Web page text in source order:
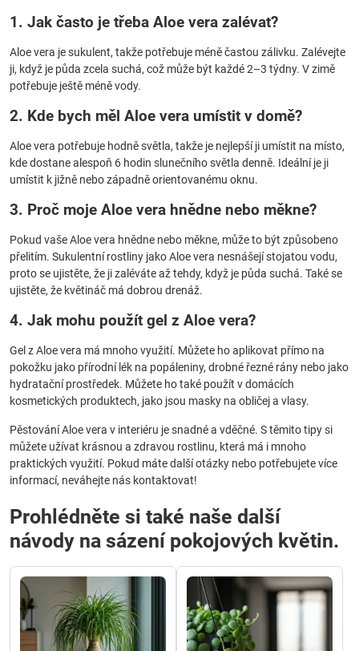
1. Jak často je třeba Aloe vera zalévat?
Aloe vera je sukulent, takže potřebuje méně častou zálivku. Zalévejte
ji, když je půda zcela suchá, což může být každé 2–3 týdny. V zimě
potřebuje ještě méně vody.
2. Kde bych měl Aloe vera umístit v domě?
Aloe vera potřebuje hodně světla, takže je nejlepší ji umístit na místo,
kde dostane alespoň 6 hodin slunečního světla denně. Ideální je ji
umístit k jižně nebo západně orientovanému oknu.
3. Proč moje Aloe vera hnědne nebo měkne?
Pokud vaše Aloe vera hnědne nebo měkne, může to být způsobeno
přelitím. Sukulentní rostliny jako Aloe vera nesnášejí stojatou vodu,
proto se ujistěte, že ji zaléváte až tehdy, když je půda suchá. Také se
ujistěte, že květináč má dobrou drenáž.
4. Jak mohu použít gel z Aloe vera?
Gel z Aloe vera má mnoho využití. Můžete ho aplikovat přímo na
pokožku jako přírodní lék na popáleniny, drobné řezné rány nebo jako
hydratační prostředek. Můžete ho také použít v domácích
kosmetických produktech, jako jsou masky na obličej a vlasy.
Pěstování Aloe vera v interiéru je snadné a vděčné. S těmito tipy si
můžete užívat krásnou a zdravou rostlinu, která má i mnoho
praktických využití. Pokud máte další otázky nebo potřebujete více
informací, neváhejte nás kontaktovat!
Prohlédněte si také naše další
návody na sázení pokojových květin.